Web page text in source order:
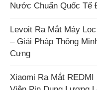
Nước Chuẩn Quốc Tế
Levoit Ra Mắt Máy
– Giải Pháp Thông
Cưng
Xiaomi Ra Mắt